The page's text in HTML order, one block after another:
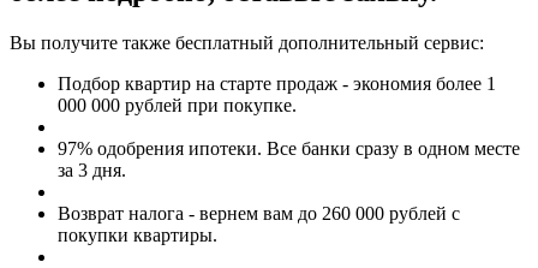
Вы получите также бесплатный дополнительный сервис:
Подбор квартир на старте продаж - экономия более 1
000 000 рублей при покупке.
97% одобрения ипотеки. Все банки сразу в одном месте
за 3 дня.
Возврат налога - вернем вам до 260 000 рублей с
покупки квартиры.